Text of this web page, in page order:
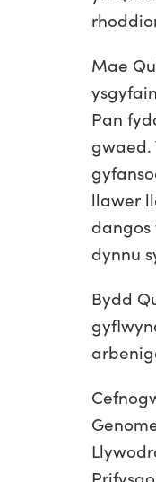
Mae
Pan
gwaed.
llawer
dynnu
Bydd